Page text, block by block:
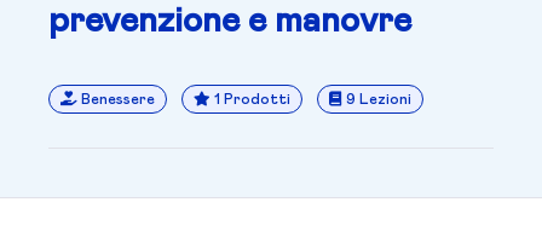
prevenzione e manovre
Benessere 1 Prodotti 9 Lezioni